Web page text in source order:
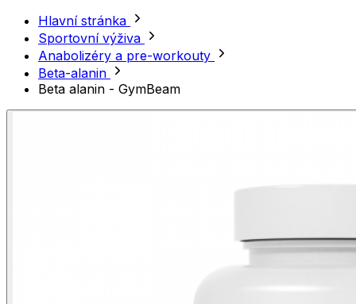
Hlavní stránka
Sportovní výživa
Anabolizéry a pre-workouty
Beta-alanin
Beta alanin - GymBeam